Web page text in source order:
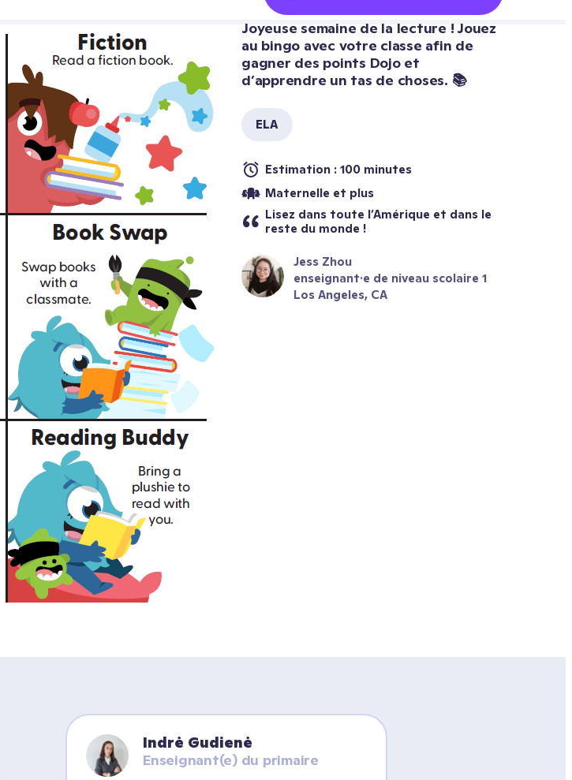
Joyeuse semaine de la lecture ! Jouez
au bingo avec votre classe afin de
gagner des points Dojo et
d’apprendre un tas de choses. 📚
ELA
Estimation : 100 minutes
Maternelle et plus
Lisez dans toute l’Amérique et dans le
reste du monde !
Jess Zhou
enseignant·e de niveau scolaire 1
Los Angeles, CA
Indrė Gudienė
Enseignant(e) du primaire